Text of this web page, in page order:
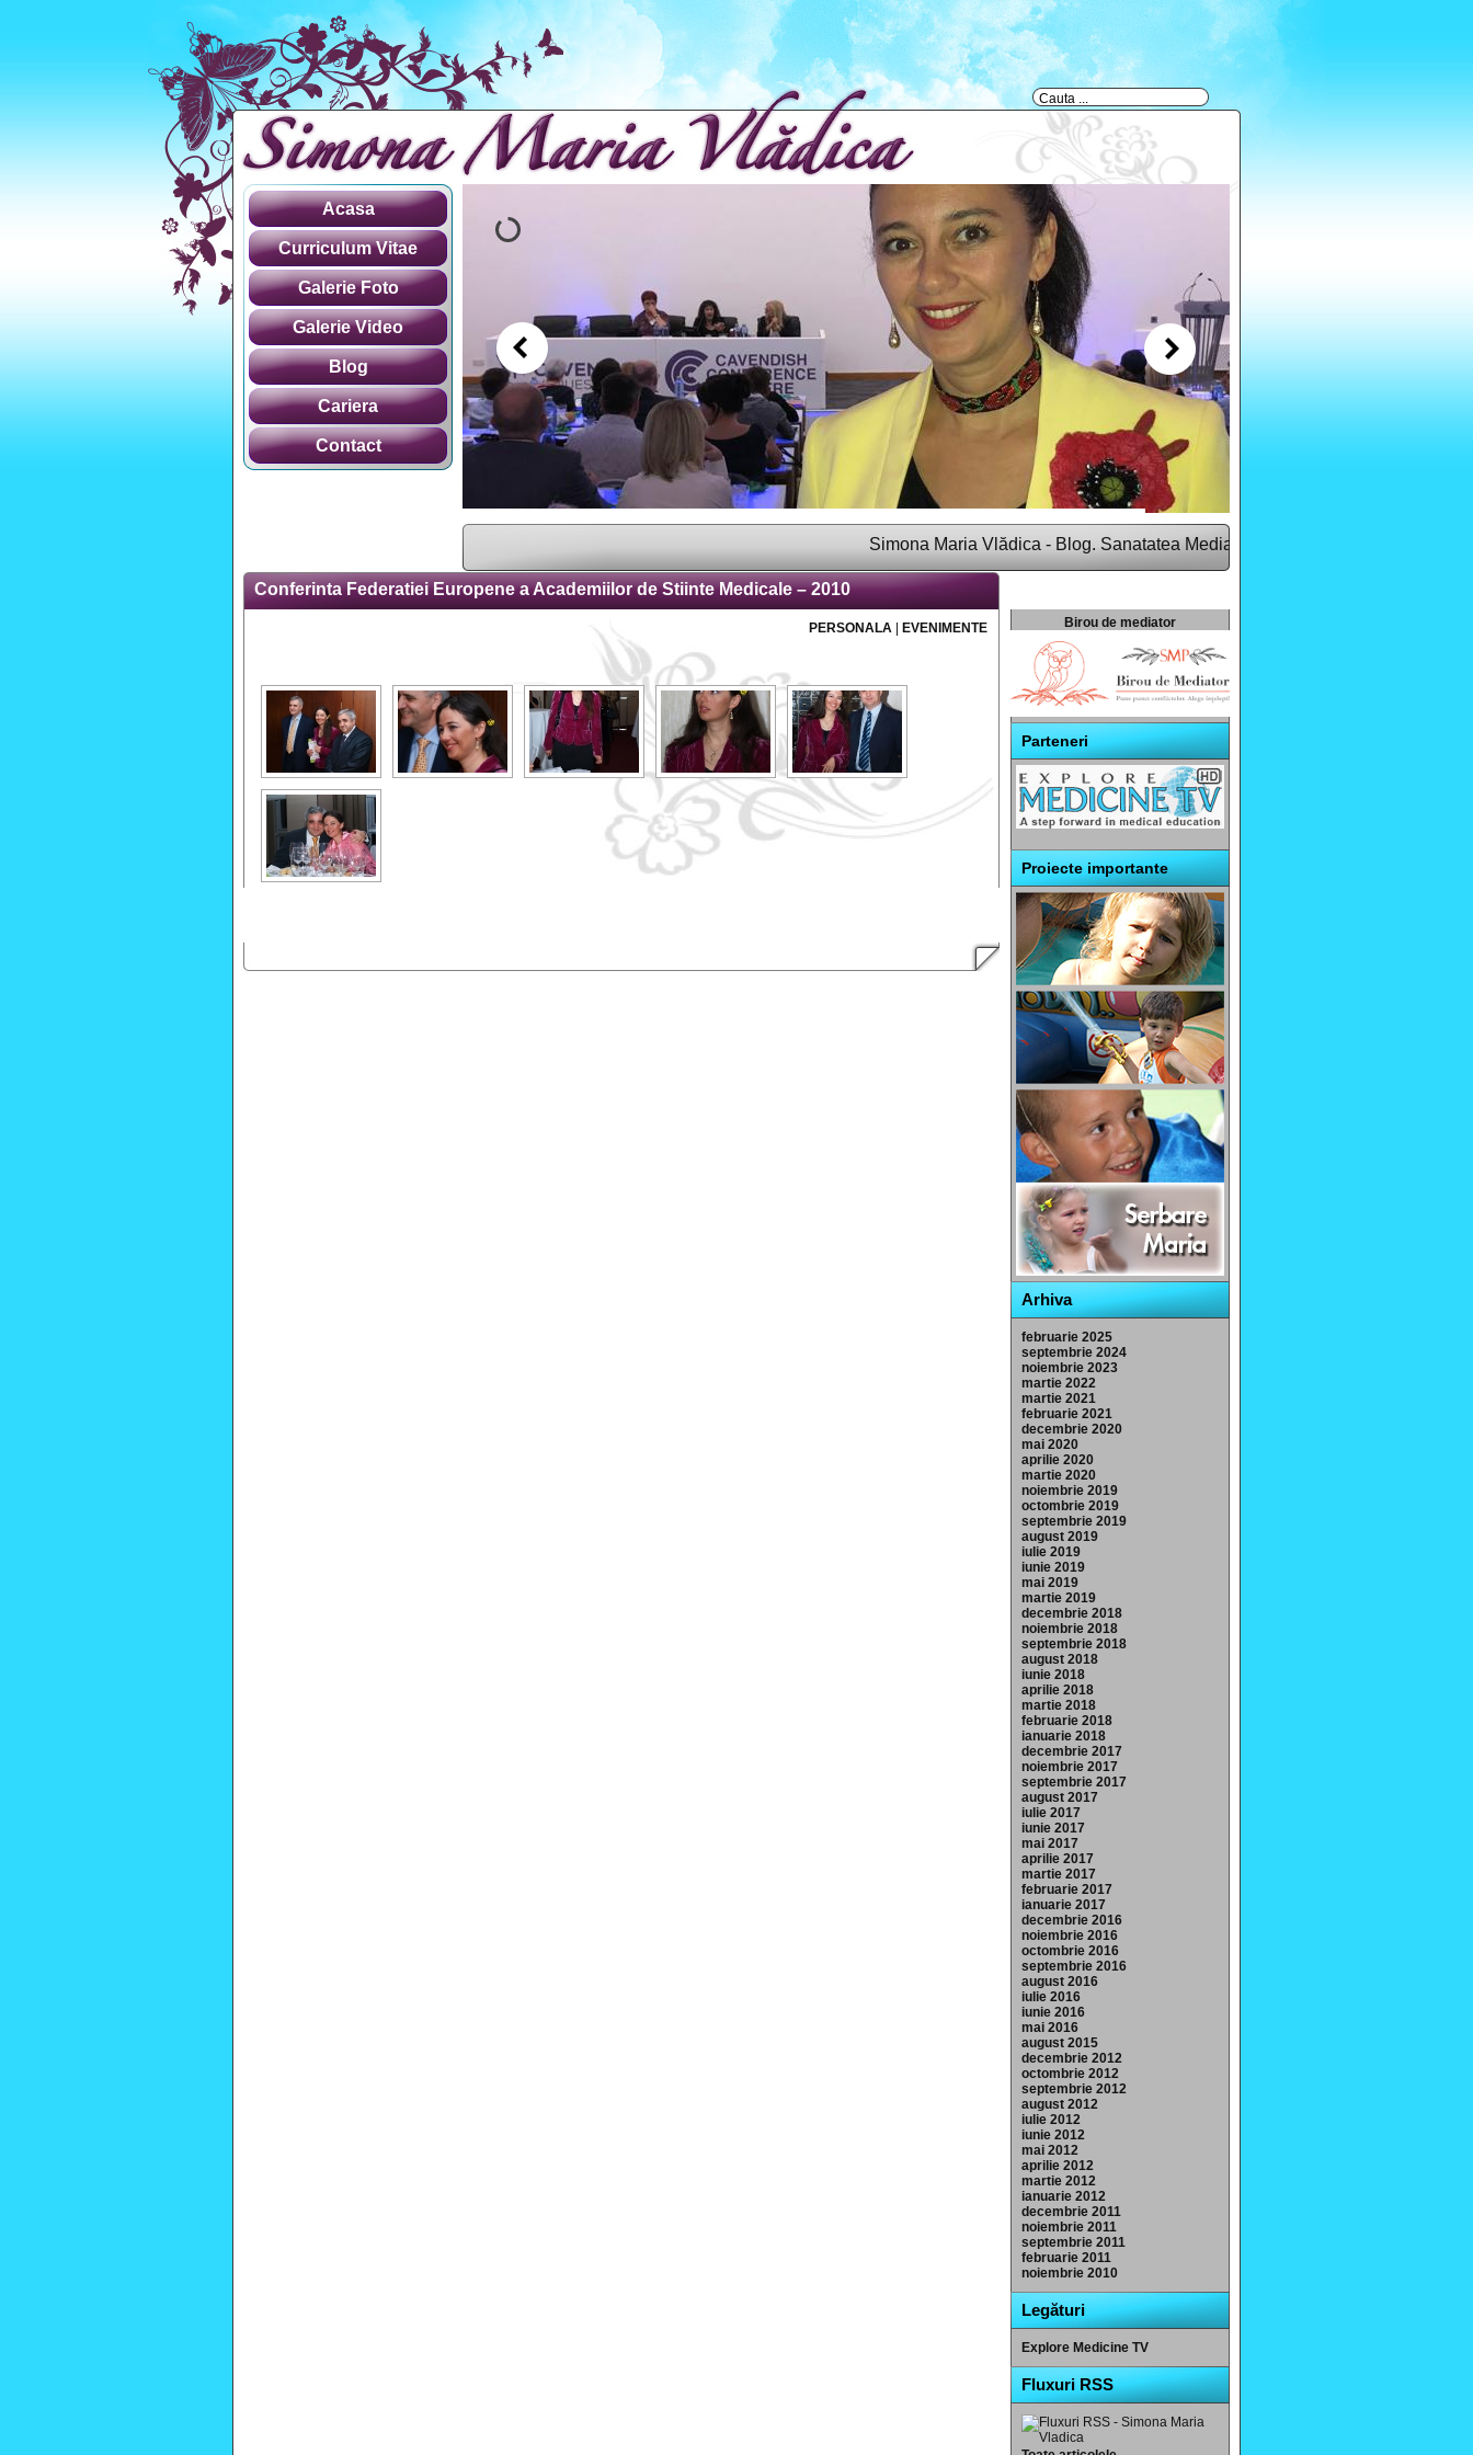
Simona Maria Vlădica - Blog. Sanatatea Media Group este o companie de
Acasa
Curriculum Vitae
Galerie Foto
Galerie Video
Blog
Cariera
Contact
Conferinta Federatiei Europene a Academiilor de Stiinte Medicale – 2010
PERSONALA EVENIMENTE Birou de mediator
Parteneri
Proiecte importante
Arhiva
februarie 2025
septembrie 2024
noiembrie 2023
martie 2022
martie 2021
februarie 2021
decembrie 2020
mai 2020
aprilie 2020
martie 2020
noiembrie 2019
octombrie 2019
septembrie 2019
august 2019
iulie 2019
iunie 2019
mai 2019
martie 2019
decembrie 2018
noiembrie 2018
septembrie 2018
august 2018
iunie 2018
aprilie 2018
martie 2018
februarie 2018
ianuarie 2018
decembrie 2017
noiembrie 2017
septembrie 2017
august 2017
iulie 2017
iunie 2017
mai 2017
aprilie 2017
martie 2017
februarie 2017
ianuarie 2017
decembrie 2016
noiembrie 2016
octombrie 2016
septembrie 2016
august 2016
iulie 2016
iunie 2016
mai 2016
august 2015
decembrie 2012
octombrie 2012
septembrie 2012
august 2012
iulie 2012
iunie 2012
mai 2012
aprilie 2012
martie 2012
ianuarie 2012
decembrie 2011
noiembrie 2011
septembrie 2011
februarie 2011
noiembrie 2010
Legături
Explore Medicine TV
Fluxuri RSS